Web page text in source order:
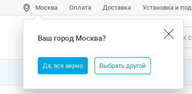
Ваш город Москва?
Да, все верно Выбрать другой
Москва Оплата Доставка Установка и
Все товары Бренды